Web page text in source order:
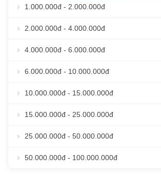
1.000.000đ - 2.000.000đ
2.000.000đ - 4.000.000đ
4.000.000đ - 6.000.000đ
6.000.000đ - 10.000.000đ
10.000.000đ - 15.000.000đ
15.000.000đ - 25.000.000đ
25.000.000đ - 50.000.000đ
50.000.000đ - 100.000.000đ